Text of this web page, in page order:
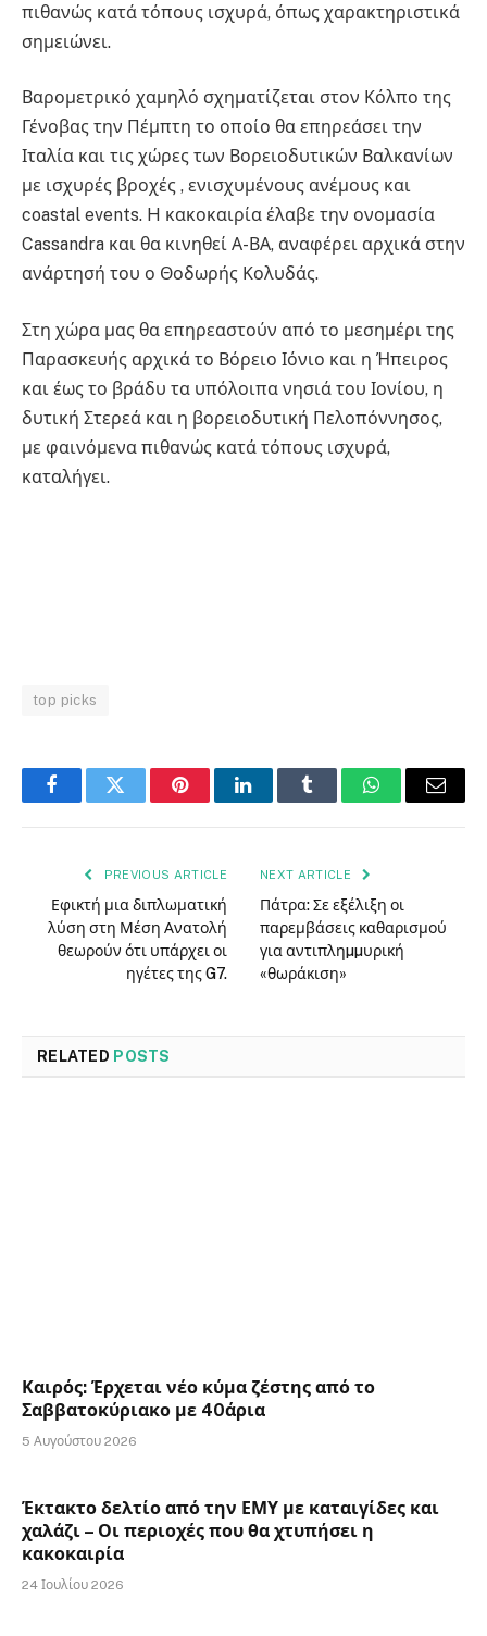
πιθανώς κατά τόπους ισχυρά, όπως χαρακτηριστικά
σημειώνει.
Βαρομετρικό χαμηλό σχηματίζεται στον Κόλπο της
Γένοβας την Πέμπτη το οποίο θα επηρεάσει την
Ιταλία και τις χώρες των Βορειοδυτικών Βαλκανίων
με ισχυρές βροχές , ενισχυμένους ανέμους και
coastal events. H κακοκαιρία έλαβε την ονομασία
Cassandra και θα κινηθεί Α-ΒΑ, αναφέρει αρχικά στην
ανάρτησή του ο Θοδωρής Κολυδάς.
Στη χώρα μας θα επηρεαστούν από το μεσημέρι της
Παρασκευής αρχικά το Βόρειο Ιόνιο και η Ήπειρος
και έως το βράδυ τα υπόλοιπα νησιά του Ιονίου, η
δυτική Στερεά και η βορειοδυτική Πελοπόννησος,
με φαινόμενα πιθανώς κατά τόπους ισχυρά,
καταλήγει.
top picks
FacebookTwitter PinterestLinkedInTumblr WhatsAppEmail
PREVIOUS ARTICLE
Εφικτή μια διπλωματική
λύση στη Μέση Ανατολή
θεωρούν ότι υπάρχει οι
ηγέτες της G7.
NEXT ARTICLE
Πάτρα: Σε εξέλιξη οι
παρεμβάσεις καθαρισμού
για αντιπληµµυρική
«θωράκιση»
RELATED POSTS
Καιρός: Έρχεται νέο κύμα ζέστης από το
Σαββατοκύριακο με 40άρια
5 Αυγούστου 2026
Έκτακτο δελτίο από την ΕΜΥ με καταιγίδες και
χαλάζι – Οι περιοχές που θα χτυπήσει η
κακοκαιρία
24 Ιουλίου 2026